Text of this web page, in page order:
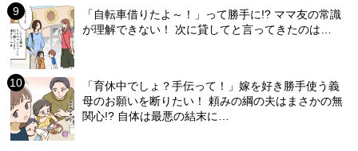
「自転車借りたよ～！」って勝手に!? ママ友の常識
が理解できない！ 次に貸してと言ってきたのは…
「育休中でしょ？手伝って！」嫁を好き勝手使う義
母のお願いを断りたい！ 頼みの綱の夫はまさかの無
関心!? 自体は最悪の結末に…